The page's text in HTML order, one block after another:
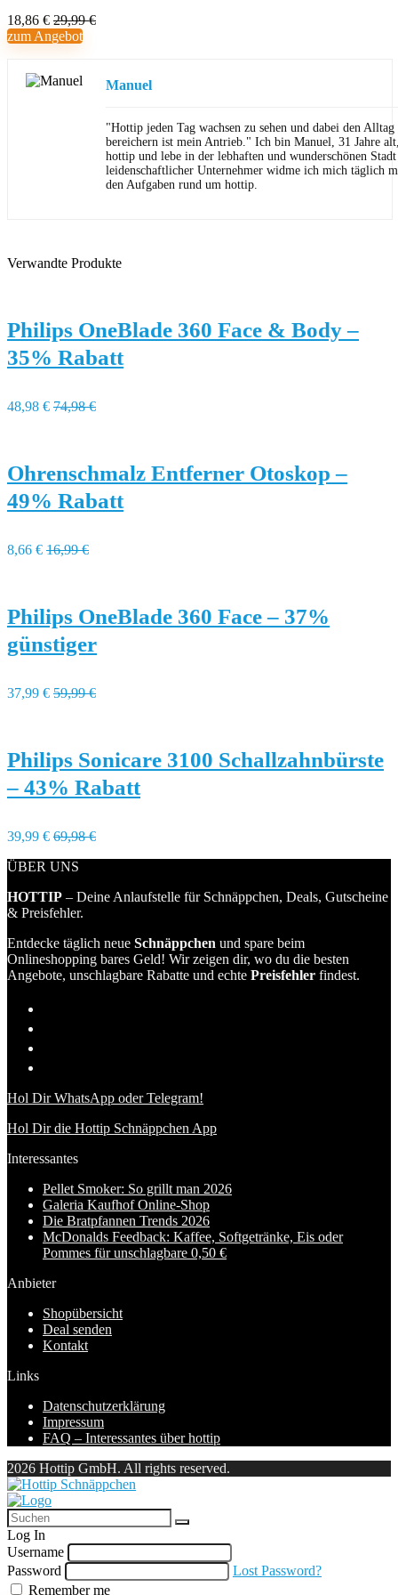
18,86 € 29,99 €
zum Angebot
Manuel
"Hottip jeden Tag wachsen zu sehen und dabei den
bereichern ist mein Antrieb." Ich bin Manuel, 31 Jahre
hottip und lebe in der lebhaften und wunderschönen
leidenschaftlicher Unternehmer widme ich mich täglich
den Aufgaben rund um hottip.
Verwandte Produkte
Philips OneBlade 360 Face & Body –
35% Rabatt
48,98 € 74,98 €
Ohrenschmalz Entferner Otoskop –
49% Rabatt
8,66 € 16,99 €
Philips OneBlade 360 Face – 37%
günstiger
37,99 € 59,99 €
Philips Sonicare 3100 Schallzahnbürste
– 43% Rabatt
39,99 € 69,98 €
ÜBER UNS
HOTTIP – Deine Anlaufstelle für Schnäppchen, Deals, Gutscheine
& Preisfehler.
Entdecke täglich neue Schnäppchen und spare beim
Onlineshopping bares Geld! Wir zeigen dir, wo du die besten
Angebote, unschlagbare Rabatte und echte Preisfehler findest.
Hol Dir WhatsApp oder Telegram!
Hol Dir die Hottip Schnäppchen App
Interessantes
Pellet Smoker: So grillt man 2026
Galeria Kaufhof Online-Shop
Die Bratpfannen Trends 2026
McDonalds Feedback: Kaffee, Softgetränke, Eis oder
Pommes für unschlagbare 0,50 €
Anbieter
Shopübersicht
Deal senden
Kontakt
Links
Datenschutzerklärung
Impressum
FAQ – Interessantes über hottip
2026 Hottip GmbH. All rights reserved.
Log In
Username
Password
Lost Password?
Remember me